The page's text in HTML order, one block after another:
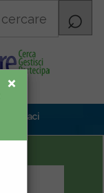
×
×
Contattaci